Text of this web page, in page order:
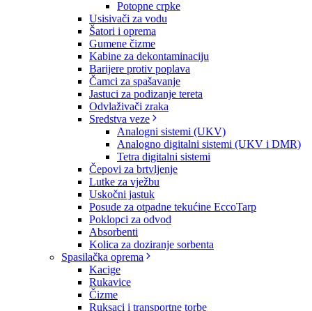
Potopne crpke
Usisivači za vodu
Šatori i oprema
Gumene čizme
Kabine za dekontaminaciju
Barijere protiv poplava
Čamci za spašavanje
Jastuci za podizanje tereta
Odvlaživači zraka
Sredstva veze
Analogni sistemi (UKV)
Analogno digitalni sistemi (UKV i DMR)
Tetra digitalni sistemi
Čepovi za brtvljenje
Lutke za vježbu
Uskočni jastuk
Posude za otpadne tekućine EccoTarp
Poklopci za odvod
Absorbenti
Kolica za doziranje sorbenta
Spasilačka oprema
Kacige
Rukavice
Čizme
Ruksaci i transportne torbe